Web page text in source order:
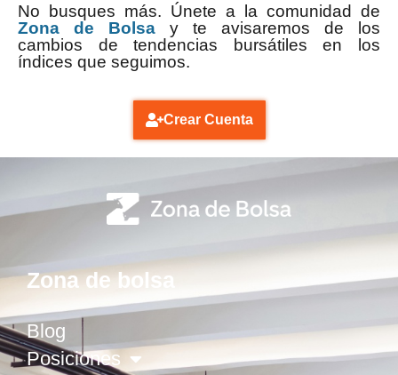
No busques más. Únete a la comunidad de
Zona de Bolsa y te avisaremos de los
cambios de tendencias bursátiles en los
índices que seguimos.
Crear Cuenta
Zona de bolsa
Blog
Posiciones